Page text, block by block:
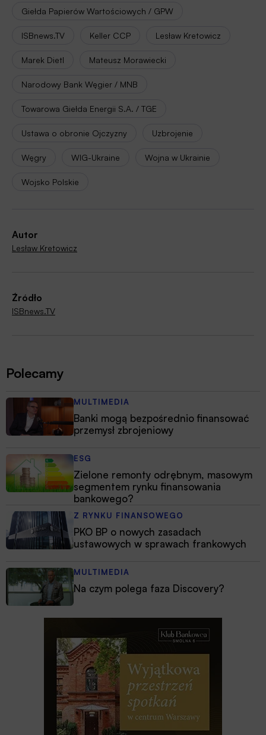
Giełda Papierów Wartościowych / GPW
ISBnews.TV Keller CCP Lesław Kretowicz
Marek Dietl Mateusz Morawiecki
Narodowy Bank Węgier / MNB
Towarowa Giełda Energii S.A. / TGE
Ustawa o obronie Ojczyzny Uzbrojenie
Węgry WIG-Ukraine Wojna w Ukrainie
Wojsko Polskie
Autor
Lesław Kretowicz
Źródło
ISBnews.TV
Polecamy
MULTIMEDIA
Banki mogą bezpośrednio finansować
przemysł zbrojeniowy
ESG
Zielone remonty odrębnym, masowym
segmentem rynku finansowania
bankowego?
Z RYNKU FINANSOWEGO
PKO BP o nowych zasadach
ustawowych w sprawach frankowych
MULTIMEDIA
Na czym polega faza Discovery?